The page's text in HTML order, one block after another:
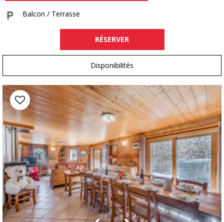
Balcon / Terrasse
RÉSERVER
Disponibilités